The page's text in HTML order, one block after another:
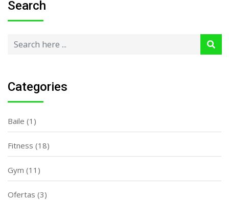
Search
Categories
Baile (1)
Fitness (18)
Gym (11)
Ofertas (3)